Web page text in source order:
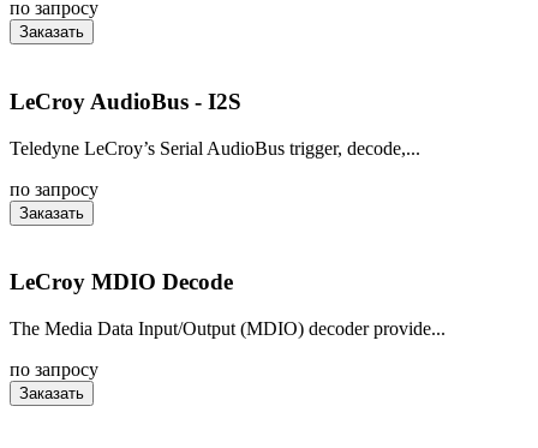
по запросу
Заказать
LeCroy AudioBus - I2S
Teledyne LeCroy’s Serial AudioBus trigger, decode,...
по запросу
Заказать
LeCroy MDIO Decode
The Media Data Input/Output (MDIO) decoder provide...
по запросу
Заказать